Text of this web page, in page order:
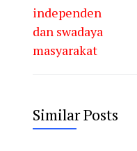
Similar Posts